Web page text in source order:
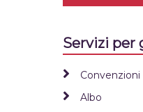
Servizi per
Convenzioni
Albo